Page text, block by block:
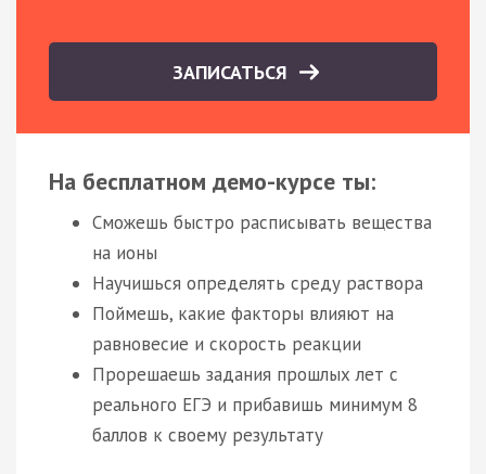
ЗАПИСАТЬСЯ
На бесплатном демо-курсе ты:
Сможешь быстро расписывать вещества
на ионы
Научишься определять среду раствора
Поймешь, какие факторы влияют на
равновесие и скорость реакции
Прорешаешь задания прошлых лет с
реального ЕГЭ и прибавишь минимум 8
баллов к своему результату